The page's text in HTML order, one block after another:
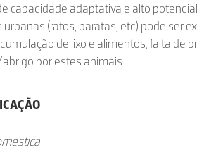
capacidade adaptativa e alto
urbanas (ratos, baratas, etc) pode ser
de lixo e alimentos, falta de
por estes animais.